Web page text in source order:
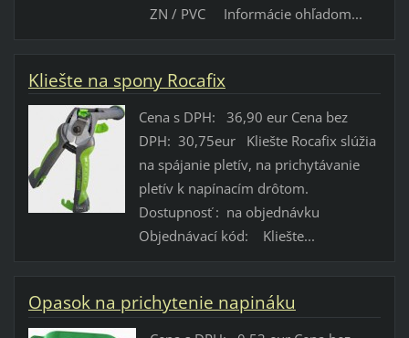
ZN / PVC Informácie ohľadom...
Kliešte na spony Rocafix
Cena s DPH: 36,90 eur Cena bez
DPH: 30,75eur Kliešte Rocafix slúžia
na spájanie pletív, na prichytávanie
pletív k napínacím drôtom.
Dostupnosť : na objednávku
Objednávací kód: Kliešte...
Opasok na prichytenie napináku